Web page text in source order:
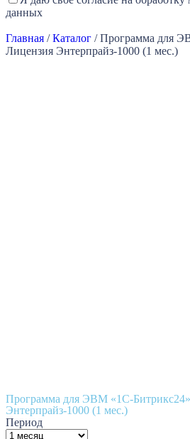
данных
Главная / Каталог / Программа для
Лицензия Энтерпрайз-1000 (1 мес.)
Программа для ЭВМ «1С-
Энтерпрайз-1000 (1 мес.)
Период